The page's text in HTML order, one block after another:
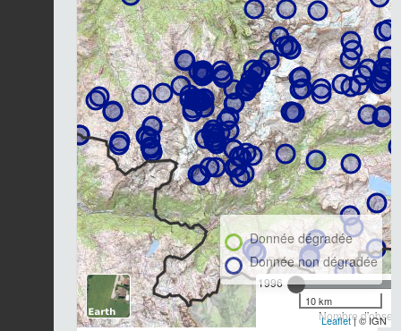
1996
Nombre
Donnée dégradée
Donnée non dégradée
10 km
Leaflet| © IGN